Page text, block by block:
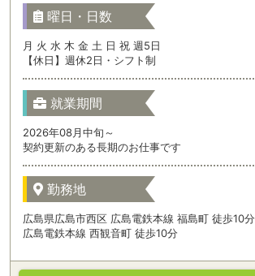
曜日・日数
月 火 水 木 金 土 日 祝 週5日
【休日】週休2日・シフト制
就業期間
2026年08月中旬～
契約更新のある長期のお仕事です
勤務地
広島県広島市西区 広島電鉄本線 福島町 徒歩10分
広島電鉄本線 西観音町 徒歩10分